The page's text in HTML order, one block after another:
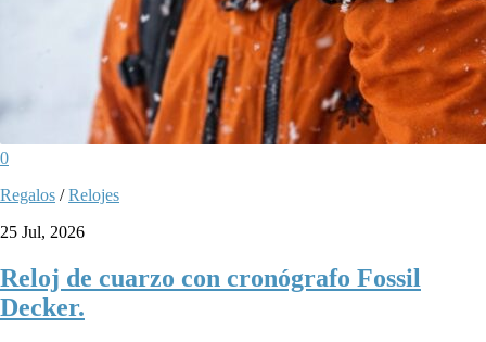
0
Regalos /Relojes
25 Jul, 2026
Reloj de cuarzo con cronógrafo Fossil
Decker.